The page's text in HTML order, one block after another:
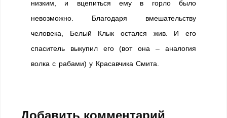
низким, и вцепиться ему в горло было
невозможно. Благодаря вмешательству
человека, Белый Клык остался жив. И его
спаситель выкупил его (вот она – аналогия
волка с рабами) у Красавчика Смита.
Добавить комментарий